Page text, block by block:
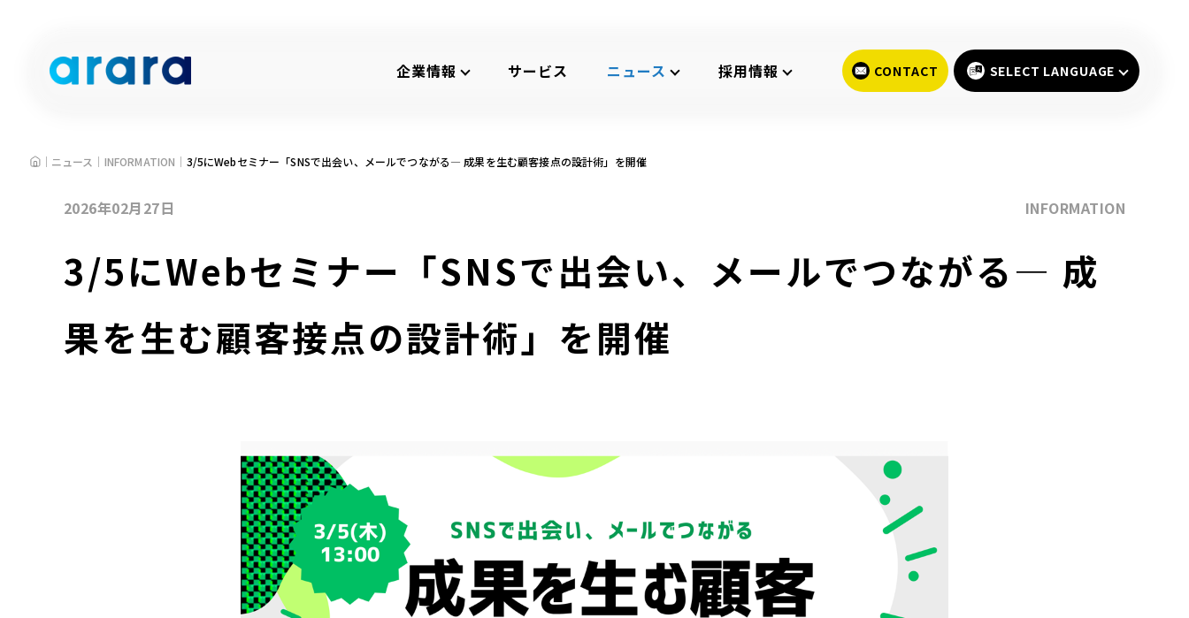
企業情報 サービス ニュース 採用情報 SELECT LANGUAGE
HOMEニュース INFORMATION 3/5にWebセミナー「SNSで出会い、メールでつながる― 成果を生む顧客接点の設計術」を開催
2026年02月27日 INFORMATION
3/5にWebセミナー「SNSで出会い、メールでつながる― 成
果を生む顧客接点の設計術」を開催